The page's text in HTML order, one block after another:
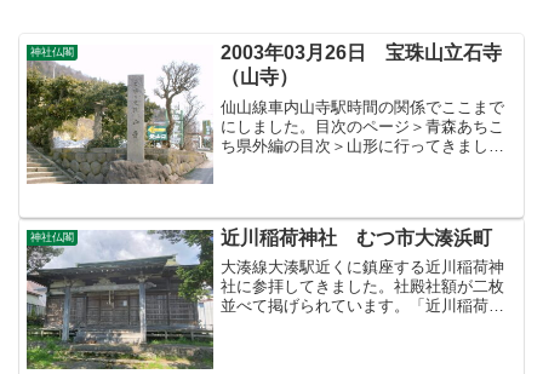
神社仏閣
2003年03月26日 宝珠山立石寺
（山寺）
仙山線車内山寺駅時間の関係でここまで
にしました。目次のページ＞青森あちこ
ち県外編の目次＞山形に行ってきました
神社仏閣 近川稲荷神社 むつ市大湊浜町
大湊線大湊駅近くに鎮座する近川稲荷神
社に参拝してきました。社殿社額が二枚
並べて掲げられています。「近川稲荷大